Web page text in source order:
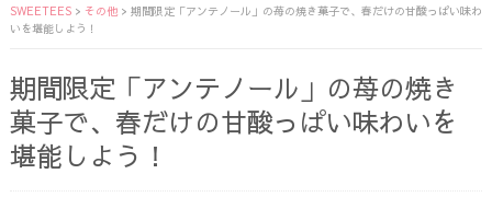
SWEETEES> その他> 期間限定「アンテノール」の苺の焼き菓子で、春だけの甘酸っぱい味わ
いを堪能しよう！
期間限定「アンテノール」の苺の焼き
菓子で、春だけの甘酸っぱい味わいを
堪能しよう！